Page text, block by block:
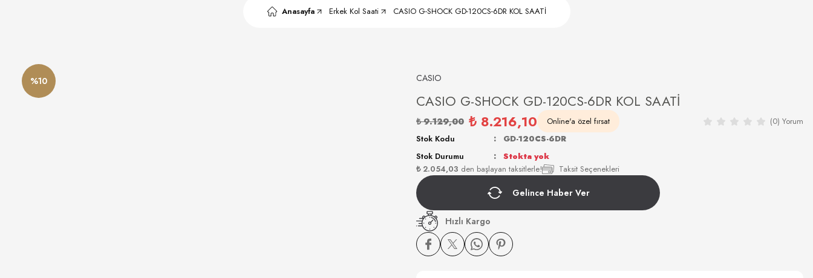
Anasayfa Erkek Kol Saati CASIO G-SHOCK GD-120CS-6DR KOL SAATİ
%10 CASIO
CASIO G-SHOCK GD-120CS-6DR KOL SAATİ
₺ 9.129,00 ₺ 8.216,10 Online'a özel fırsat (0) Yorum
₺ 2.054,03 den başlayan taksitlerle! Taksit Seçenekleri
Stok Kodu
GD-120CS-6DR
Stok Durumu
Stokta yok
Gelince Haber Ver
Hızlı Kargo